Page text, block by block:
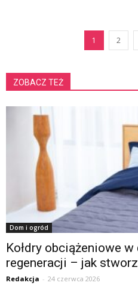
1 2
ZOBACZ TEŻ
Dom i ogród
Kołdry obciążeniowe
regeneracji – jak
Redakcja - 24 czerwca 2026